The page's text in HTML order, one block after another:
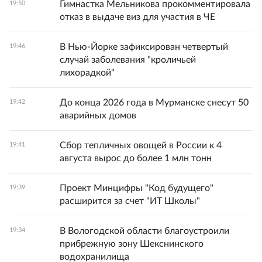
19:50
Гимнастка Мельникова прокомментировала
отказ в выдаче виз для участия в ЧЕ
19:46
В Нью-Йорке зафиксирован четвертый
случай заболевания "кроличьей
лихорадкой"
19:42
До конца 2026 года в Мурманске снесут 50
аварийных домов
19:41
Сбор тепличных овощей в России к 4
августа вырос до более 1 млн тонн
19:39
Проект Минцифры "Код будущего"
расширится за счет "ИТ Школы"
19:34
В Вологодской области благоустроили
прибрежную зону Шекснинского
водохранилища